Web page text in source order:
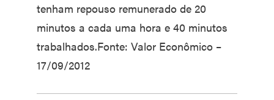
tenham repouso remunerado de 20
minutos a cada uma hora e 40 minutos
trabalhados.Fonte: Valor Econômico –
17/09/2012